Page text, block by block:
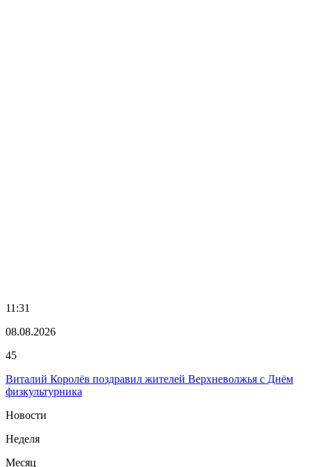
11:31
08.08.2026
45
Виталий Королёв поздравил жителей Верхневолжья с Днём
физкультурника
Новости
Неделя
Месяц